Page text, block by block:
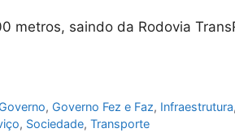
metros, saindo da Rodovia
Governo, Governo Fez e Faz, Infraestrutura,
, Sociedade, Transporte